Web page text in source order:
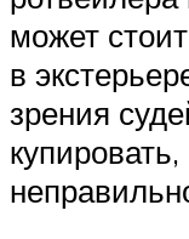
может
в
зрения